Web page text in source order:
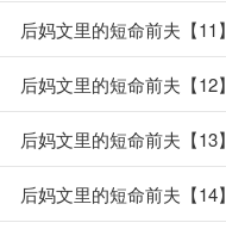
后妈文里的短命前夫【11】
后妈文里的短命前夫【12】
后妈文里的短命前夫【13】
后妈文里的短命前夫【14】